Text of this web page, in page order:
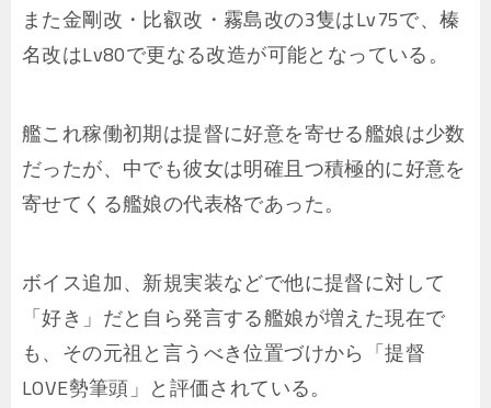
また金剛改・比叡改・霧島改の3隻はLv75で、榛
名改はLv80で更なる改造が可能となっている。
艦これ稼働初期は提督に好意を寄せる艦娘は少数
だったが、中でも彼女は明確且つ積極的に好意を
寄せてくる艦娘の代表格であった。
ボイス追加、新規実装などで他に提督に対して
「好き」だと自ら発言する艦娘が増えた現在で
も、その元祖と言うべき位置づけから「提督
LOVE勢筆頭」と評価されている。